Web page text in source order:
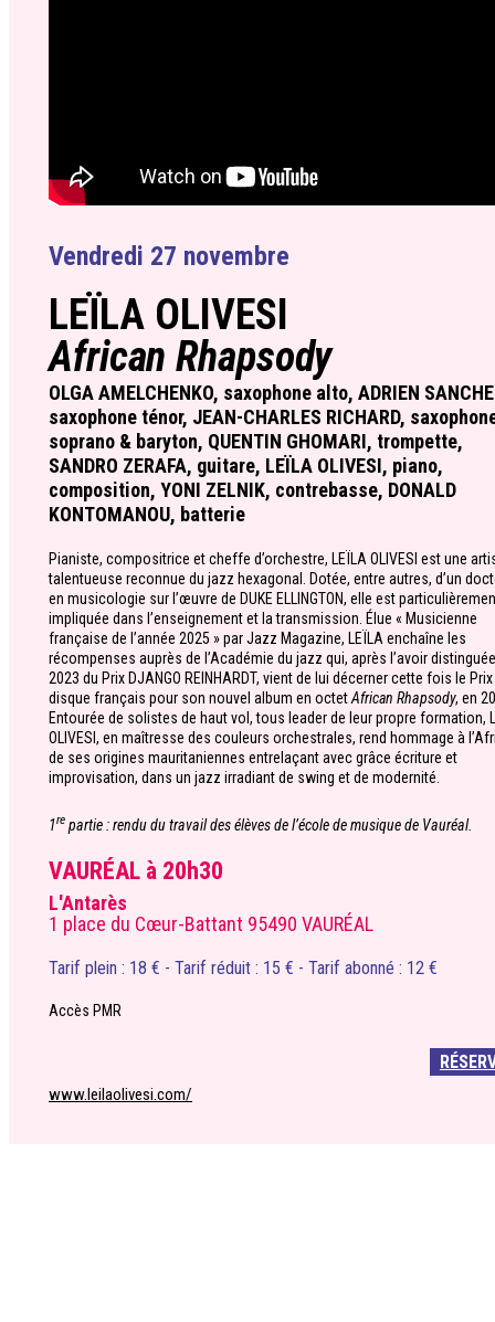
Vendredi 27 novembre
LEÏLA OLIVESI
African Rhapsody
OLGA AMELCHENKO, saxophone alto, ADRIEN
saxophone ténor, JEAN-CHARLES RICHARD,
soprano & baryton, QUENTIN GHOMARI, trompette,
SANDRO ZERAFA, guitare, LEÏLA OLIVESI, piano,
composition, YONI ZELNIK, contrebasse, DONALD
KONTOMANOU, batterie
Pianiste, compositrice et cheffe d’orchestre, LEÏLA OLIVESI est une
talentueuse reconnue du jazz hexagonal. Dotée, entre autres, d’un
en musicologie sur l’œuvre de DUKE ELLINGTON, elle est
impliquée dans l’enseignement et la transmission. Élue « Musicienne
française de l’année 2025 » par Jazz Magazine, LEÏLA enchaîne les
récompenses auprès de l’Académie du jazz qui, après l’avoir
2023 du Prix DJANGO REINHARDT, vient de lui décerner cette fois le
disque français pour son nouvel album en octetAfrican Rhapsody, en
Entourée de solistes de haut vol, tous leader de leur propre formation,
OLIVESI, en maîtresse des couleurs orchestrales, rend hommage à
de ses origines mauritaniennes entrelaçant avec grâce écriture et
improvisation, dans un jazz irradiant de swing et de modernité.
1re partie : rendu du travail des élèves de l’école de musique de Vauréal.
VAURÉAL à 20h30
L'Antarès
1 place du Cœur-Battant 95490 VAURÉAL
Tarif plein : 18 € - Tarif réduit : 15 € - Tarif abonné : 12 €
Accès PMR
www.leilaolivesi.com/